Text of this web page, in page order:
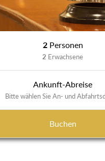
2 Personen
2 Erwachsene
Ankunft-Abreise
Bitte wählen Sie An- und
Buchen